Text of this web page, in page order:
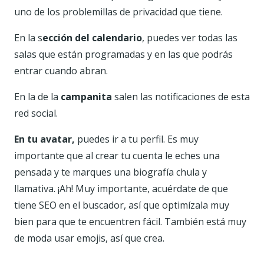
uno de los problemillas de privacidad que tiene.
En la sección del calendario, puedes ver todas las
salas que están programadas y en las que podrás
entrar cuando abran.
En la de la campanita salen las notificaciones de esta
red social.
En tu avatar, puedes ir a tu perfil. Es muy
importante que al crear tu cuenta le eches una
pensada y te marques una biografía chula y
llamativa. ¡Ah! Muy importante, acuérdate de que
tiene SEO en el buscador, así que optimízala muy
bien para que te encuentren fácil. También está muy
de moda usar emojis, así que crea.